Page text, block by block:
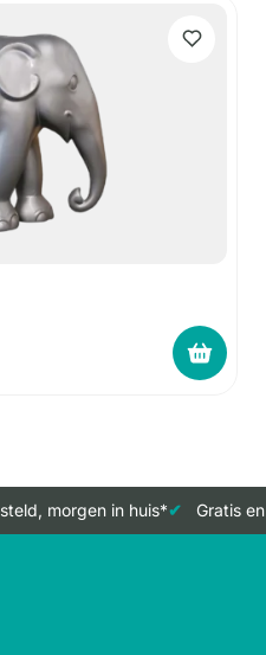
morgen in huis* Gratis